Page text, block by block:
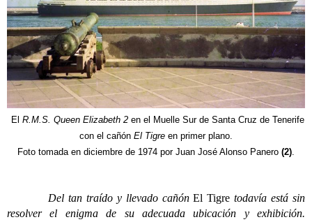
El R.M.S. Queen Elizabeth 2en el Muelle Sur de Santa Cruz de Tenerife
con el cañón El Tigre en primer plano.
Foto tomada en diciembre de 1974 por Juan José Alonso Panero (2).
Del tan traído y llevado cañónEl Tigre todavía está sin
resolver el enigma de su adecuada ubicación y exhibición.